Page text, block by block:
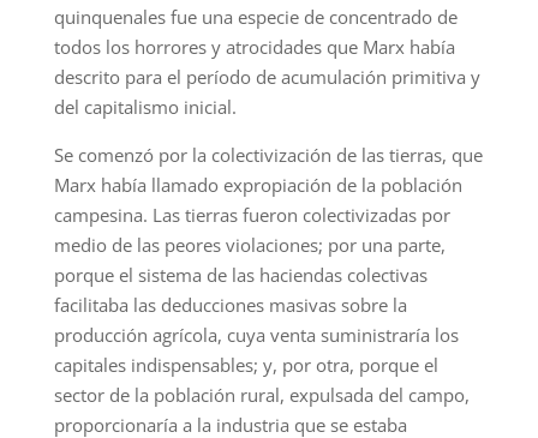
quinquenales fue una especie de concentrado de
todos los horrores y atrocidades que Marx había
descrito para el período de acumulación primitiva y
del capitalismo inicial.
Se comenzó por la colectivización de las tierras, que
Marx había llamado expropiación de la población
campesina. Las tierras fueron colectivizadas por
medio de las peores violaciones; por una parte,
porque el sistema de las haciendas colectivas
facilitaba las deducciones masivas sobre la
producción agrícola, cuya venta suministraría los
capitales indispensables; y, por otra, porque el
sector de la población rural, expulsada del campo,
proporcionaría a la industria que se estaba